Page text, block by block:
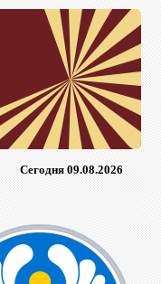
Сегодня 09.08.2026